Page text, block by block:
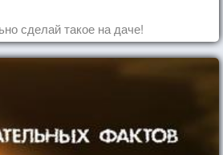
сделай такое на даче!